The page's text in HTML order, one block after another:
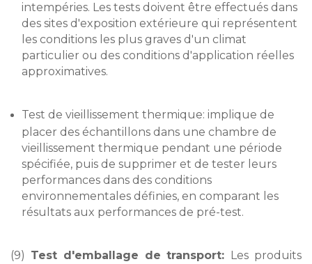
intempéries. Les tests doivent être effectués dans
des sites d'exposition extérieure qui représentent
les conditions les plus graves d'un climat
particulier ou des conditions d'application réelles
approximatives.
Test de vieillissement thermique: implique de
placer des échantillons dans une chambre de
vieillissement thermique pendant une période
spécifiée, puis de supprimer et de tester leurs
performances dans des conditions
environnementales définies, en comparant les
résultats aux performances de pré-test.
(9) Test d'emballage de transport: Les produits